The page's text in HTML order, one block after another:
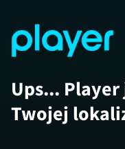
Ups...
Twojej